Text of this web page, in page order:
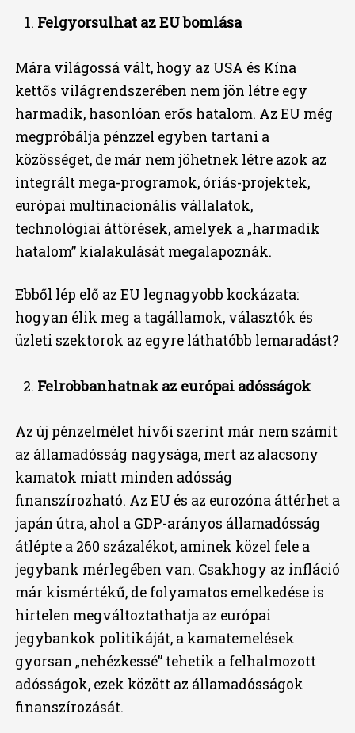
Felgyorsulhat az EU bomlása
Mára világossá vált, hogy az USA és Kína
kettős világrendszerében nem jön létre egy
harmadik, hasonlóan erős hatalom. Az EU még
megpróbálja pénzzel egyben tartani a
közösséget, de már nem jöhetnek létre azok az
integrált mega-programok, óriás-projektek,
európai multinacionális vállalatok,
technológiai áttörések, amelyek a „harmadik
hatalom” kialakulását megalapoznák.
Ebből lép elő az EU legnagyobb kockázata:
hogyan élik meg a tagállamok, választók és
üzleti szektorok az egyre láthatóbb lemaradást?
Felrobbanhatnak az európai adósságok
Az új pénzelmélet hívői szerint már nem számít
az államadósság nagysága, mert az alacsony
kamatok miatt minden adósság
finanszírozható. Az EU és az eurozóna áttérhet a
japán útra, ahol a GDP-arányos államadósság
átlépte a 260 százalékot, aminek közel fele a
jegybank mérlegében van. Csakhogy az infláció
már kismértékű, de folyamatos emelkedése is
hirtelen megváltoztathatja az európai
jegybankok politikáját, a kamatemelések
gyorsan „nehézkessé” tehetik a felhalmozott
adósságok, ezek között az államadósságok
finanszírozását.